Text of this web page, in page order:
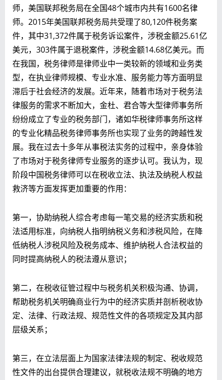
师，美国联邦税务局在全国48个城市内共有1600名律
师。2015年美国联邦税务局共受理了80,120件税务案
件，其中31,372件属于税务诉讼案件，涉税金额25.61亿
美元，303件属于退税案件，涉税金额14.68亿美元。而
在我国，税务律师是律师业中一类较新的领域和业务类
型，在执业律师规模、专业水准、服务能力等方面明显
滞后于社会经济的发展。近年来，随着市场对于税务法
律服务的需求不断加大，金杜、君合等大型律师事务所
纷纷成立了专业的税务部门，诸如华税律师事务所这样
的专业化精品税务律师事务所也实现了业务的跨越性发
展。我在过去十多年从事税法实务的过程中，亲身体验
了市场对于税务律师专业服务的逐步认可。我认为，现
阶段中国税务律师可以在税收立法、执法及纳税人权益
救济等方面发挥更加重要的作用：
第一，协助纳税人综合考虑每一笔交易的经济实质和税
法适用标准，向纳税人指明纳税义务和涉税风险，在降
低纳税人涉税风险及税务成本、维护纳税人合法权益的
同时提高纳税人的税法遵从意识；
第二，在税收征管过程中与税务机关积极沟通、协调，
帮助税务机关明确商业行为中的经济实质并剖析税收协
定、法律、行政法规、规范性文件的各项规定及其内部
层级关系；
第三，在立法层面上为国家法律法规的制定、税收规范
性文件的出台提供合理建议，就税收法规不明确的地方